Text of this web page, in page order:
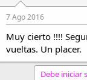
7 Ago 2016
Muy cierto !!!!
vueltas. Un placer.
Debe iniciar